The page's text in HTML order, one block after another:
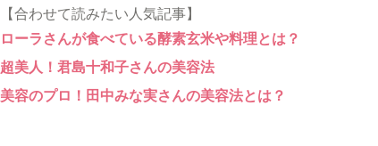
【合わせて読みたい人気記事】
ローラさんが食べている酵素玄米や料理とは？
超美人！君島十和子さんの美容法
美容のプロ！田中みな実さんの美容法とは？